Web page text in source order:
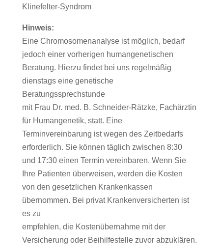
Klinefelter-Syndrom
Hinweis:
Eine Chromosomenanalyse ist möglich, bedarf
jedoch einer vorherigen humangenetischen
Beratung. Hierzu findet bei uns regelmäßig
dienstags eine genetische
Beratungssprechstunde
mit Frau Dr. med. B. Schneider-Rätzke, Fachärztin
für Humangenetik, statt. Eine
Terminvereinbarung ist wegen des Zeitbedarfs
erforderlich. Sie können täglich zwischen 8:30
und 17:30 einen Termin vereinbaren. Wenn Sie
Ihre Patienten überweisen, werden die Kosten
von den gesetzlichen Krankenkassen
übernommen. Bei privat Krankenversicherten ist
es zu
empfehlen, die Kostenübernahme mit der
Versicherung oder Beihilfestelle zuvor abzuklären.